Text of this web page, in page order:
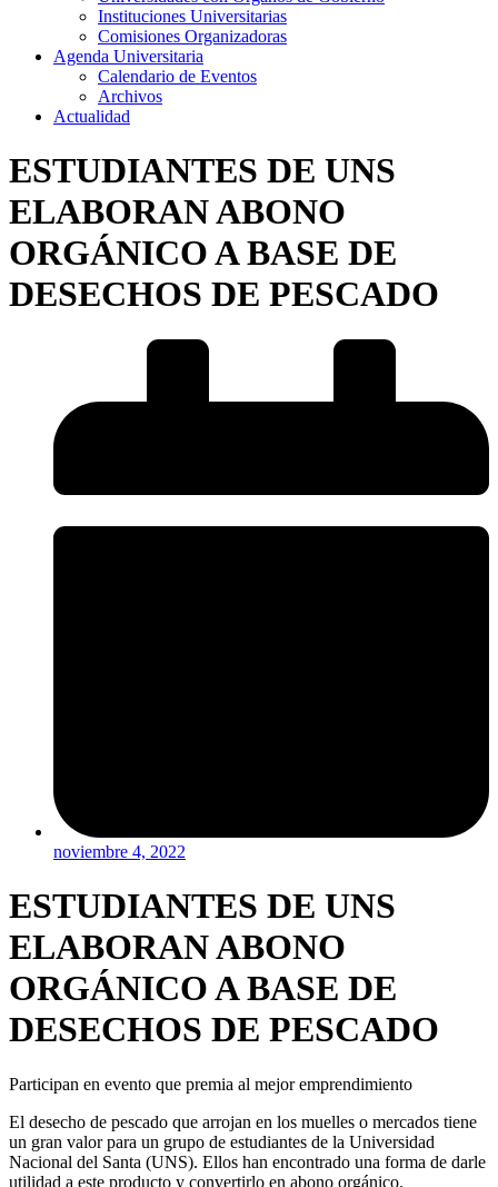
Instituciones Universitarias
Comisiones Organizadoras
Agenda Universitaria
Calendario de Eventos
Archivos
Actualidad
ESTUDIANTES DE UNS
ELABORAN ABONO
ORGÁNICO A BASE DE
DESECHOS DE PESCADO
noviembre 4, 2022
ESTUDIANTES DE UNS
ELABORAN ABONO
ORGÁNICO A BASE DE
DESECHOS DE PESCADO
Participan en evento que premia al mejor emprendimiento
El desecho de pescado que arrojan en los muelles o mercados tiene
un gran valor para un grupo de estudiantes de la Universidad
Nacional del Santa (UNS). Ellos han encontrado una forma de darle
utilidad a este producto y convertirlo en abono orgánico.